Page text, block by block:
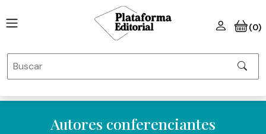
(0)
Autores conferenciantes